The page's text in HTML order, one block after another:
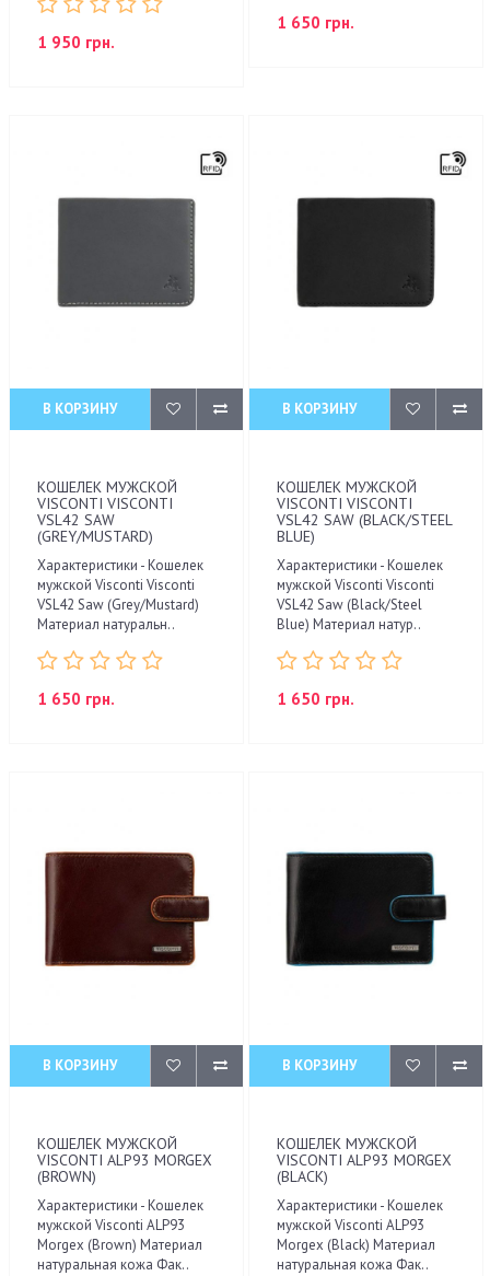
1 950 грн.
1 650 грн.
В КОРЗИНУ
КОШЕЛЕК МУЖСКОЙ
VISCONTI VISCONTI
VSL42 SAW
(GREY/MUSTARD)
Характеристики - Кошелек
мужской Visconti Visconti
VSL42 Saw (Grey/Mustard)
Материал натуральн..
1 650 грн.
В КОРЗИНУ
КОШЕЛЕК МУЖСКОЙ
VISCONTI VISCONTI
VSL42 SAW (BLACK/STEEL
BLUE)
Характеристики - Кошелек
мужской Visconti Visconti
VSL42 Saw (Black/Steel
Blue) Материал натур..
1 650 грн.
В КОРЗИНУ
КОШЕЛЕК МУЖСКОЙ
VISCONTI ALP93 MORGEX
(BROWN)
Характеристики - Кошелек
мужской Visconti ALP93
Morgex (Brown) Материал
натуральная кожа Фак..
В КОРЗИНУ
КОШЕЛЕК МУЖСКОЙ
VISCONTI ALP93 MORGEX
(BLACK)
Характеристики - Кошелек
мужской Visconti ALP93
Morgex (Black) Материал
натуральная кожа Фак..